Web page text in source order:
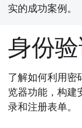
实的成功案例。
身份
了解如何利用密
览器功能，构建
录和注册表单。